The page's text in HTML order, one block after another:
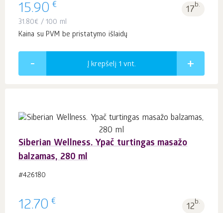
15.90 € 17b.
31.80€ / 100 ml
Kaina su PVM be pristatymo išlaidų
Į krepšelį 1 vnt.
Siberian Wellness. Ypač turtingas masažo
balzamas, 280 ml
#426180
12.70 € 12b.